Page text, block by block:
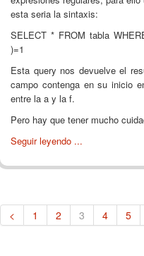
esta seria la sintaxis:
SELECT * FROM tabla
)=1
Esta query nos devuelve el
campo contenga en su inicio
entre la a y la f.
Pero hay que tener mucho
Seguir leyendo ...
< 1 2 3 4 5